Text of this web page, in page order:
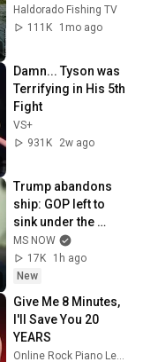
Fishing in the
Amazon River
Haldorado Fishing TV
111K
1mo ago
Damn... Tyson was
Terrifying in His 5th
Fight
VS+
931K
2w ago
Trump abandons
ship: GOP left to
sink under the
burden of a
profoundly
unpopular
MS NOW
17K
1h ago
New
Give Me 8 Minutes,
I'll Save You 20
YEARS